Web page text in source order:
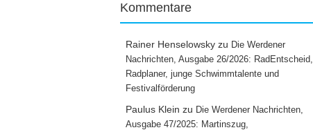
Kommentare
Rainer Henselowsky zu Die Werdener
Nachrichten, Ausgabe 26/2026: RadEntscheid,
Radplaner, junge Schwimmtalente und
Festivalförderung
Paulus Klein zu Die Werdener Nachrichten,
Ausgabe 47/2025: Martinszug,